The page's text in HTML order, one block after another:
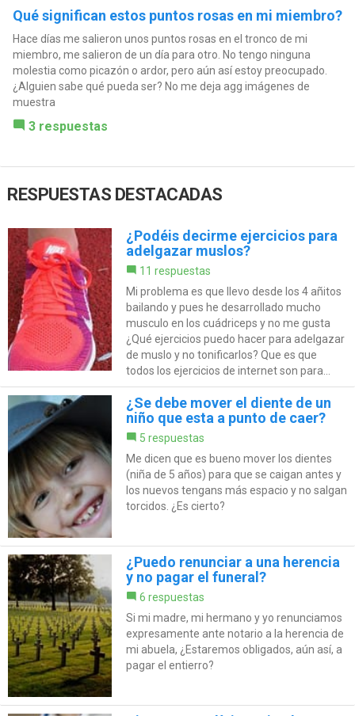
Qué significan estos puntos rosas en mi miembro?
Hace días me salieron unos puntos rosas en el tronco de mi
miembro, me salieron de un día para otro. No tengo ninguna
molestia como picazón o ardor, pero aún así estoy preocupado.
¿Alguien sabe qué pueda ser? No me deja agg imágenes de
muestra
3 respuestas
RESPUESTAS DESTACADAS
¿Podéis decirme ejercicios para
adelgazar muslos?
11 respuestas
Mi problema es que llevo desde los 4 añitos
bailando y pues he desarrollado mucho
musculo en los cuádriceps y no me gusta
¿Qué ejercicios puedo hacer para adelgazar
de muslo y no tonificarlos? Que es que
todos los ejercicios de internet son para...
¿Se debe mover el diente de un
niño que esta a punto de caer?
5 respuestas
Me dicen que es bueno mover los dientes
(niña de 5 años) para que se caigan antes y
los nuevos tengans más espacio y no salgan
torcidos. ¿Es cierto?
¿Puedo renunciar a una herencia
y no pagar el funeral?
6 respuestas
Si mi madre, mi hermano y yo renunciamos
expresamente ante notario a la herencia de
mi abuela, ¿Estaremos obligados, aún así, a
pagar el entierro?